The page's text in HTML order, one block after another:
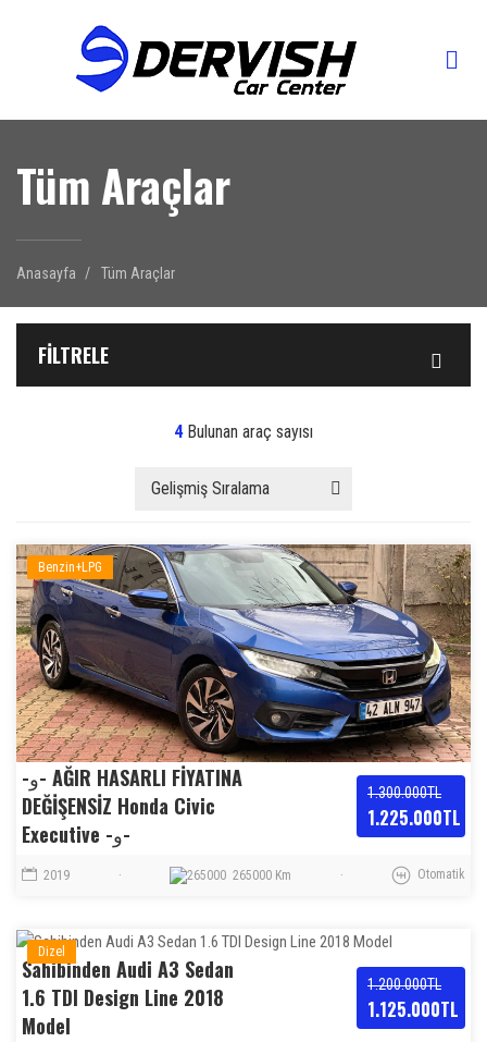
Tüm Araçlar
Anasayfa Tüm Araçlar
FILTRELE
4Bulunan araç sayısı
Gelişmiş Sıralama
Benzin+LPG
-و- AĞIR HASARLI FİYATINA
DEĞİŞENSİZ Honda Civic
Executive -و-
1.300.000TL
1.225.000TL
2019 · 265000 Km · Otomatik
Dizel
Sahibinden Audi A3 Sedan
1.6 TDI Design Line 2018
Model
1.200.000TL
1.125.000TL